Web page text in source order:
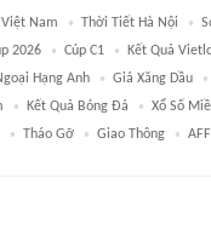
Nam Thời Tiết Hà Nội
2026 Cúp C1 Kết Quả
Hạng Anh Giá Xăng Dầu
Kết Quả Bóng Đá Xổ Số
Tháo Gỡ Giao Thông